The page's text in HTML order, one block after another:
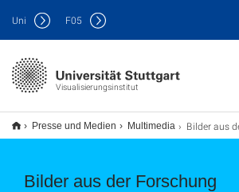
Visualisierungsinstitut
Uni F05
Presse und Medien Multimedia Bilder aus dem
Bilder aus der Forschung